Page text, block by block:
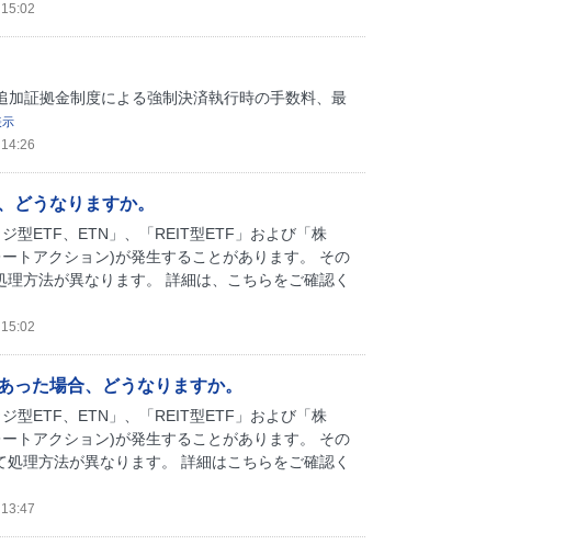
証拠金制度による強制決済執行時の手数料、最
示
どうなりますか。
型ETF、ETN」、「REIT型ETF」および「株
トアクション)が発生することがあります。 その
方法が異なります。 詳細は、こちらをご確認く
た場合、どうなりますか。
型ETF、ETN」、「REIT型ETF」および「株
トアクション)が発生することがあります。 その
理方法が異なります。 詳細はこちらをご確認く